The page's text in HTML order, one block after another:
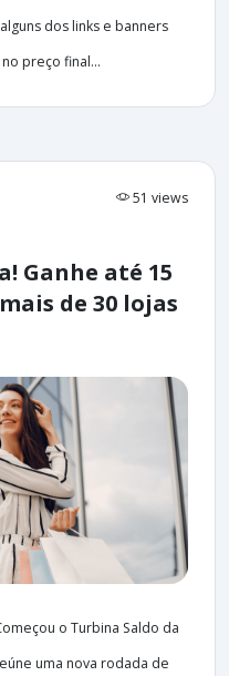
dos links e banners
preço final...
51 views
Ganhe até 15
de 30 lojas
o Turbina Saldo da
uma nova rodada de